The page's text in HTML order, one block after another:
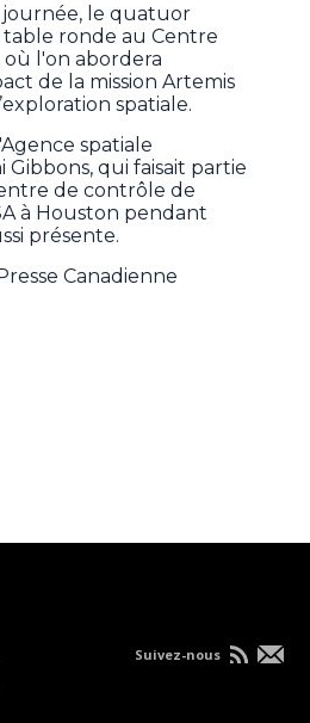
journée, le quatuor
ronde au Centre
où l'on abordera
de la mission Artemis
spatiale.
spatiale
Gibbons, qui faisait partie
de contrôle de
à Houston pendant
présente.
Canadienne
Suivez-nous